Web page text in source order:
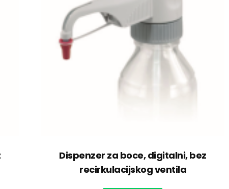
Dispenzer za boce, digitalni, bez
recirkulacijskog ventila